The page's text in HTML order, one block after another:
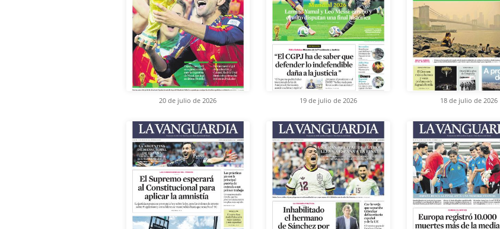
20 de julio de 2026 19 de julio de 2026 18 de julio de 2026